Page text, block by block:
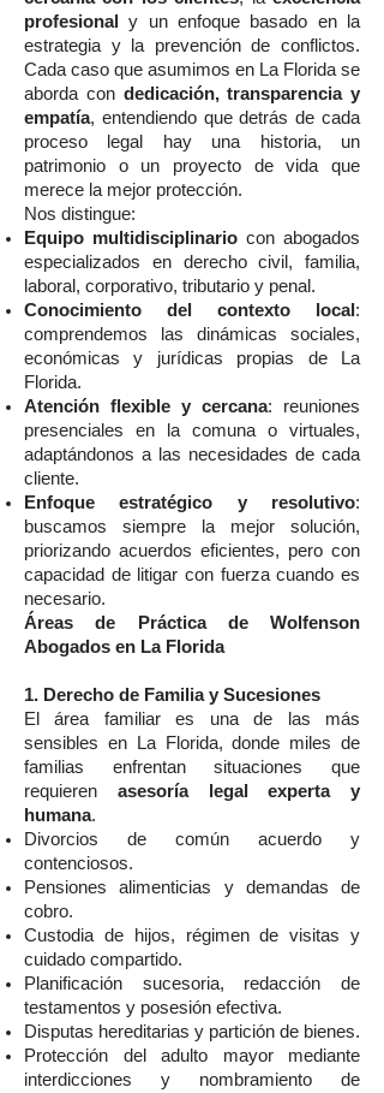
profesional
y un enfoque basado en la
estrategia y la prevención de conflictos.
Cada caso que asumimos en La Florida se
aborda con dedicación, transparencia y
empatía, entendiendo que detrás de cada
proceso legal hay una historia, un
patrimonio o un proyecto de vida que
merece la mejor protección.
Nos distingue:
Equipo multidisciplinario con abogados
especializados en derecho civil, familia,
laboral, corporativo, tributario y penal.
Conocimiento del contexto local :
comprendemos las dinámicas sociales,
económicas y jurídicas propias de La
Florida.
Atención flexible y cercana: reuniones
presenciales en la comuna o virtuales,
adaptándonos a las necesidades de cada
cliente.
Enfoque estratégico y resolutivo:
buscamos siempre la mejor solución,
priorizando acuerdos eficientes, pero con
capacidad de litigar con fuerza cuando es
necesario.
Áreas de Práctica de Wolfenson
Abogados en La Florida
1. Derecho de Familia y Sucesiones
El área familiar es una de las más
sensibles en La Florida, donde miles de
familias enfrentan situaciones que
requieren asesoría legal experta y
humana.
Divorcios de común acuerdo y
contenciosos.
Pensiones alimenticias y demandas de
cobro.
Custodia de hijos, régimen de visitas y
cuidado compartido.
Planificación sucesoria, redacción de
testamentos y posesión efectiva.
Disputas hereditarias y partición de bienes.
Protección del adulto mayor mediante
interdicciones y nombramiento de